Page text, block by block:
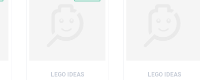
LEGO IDEAS LEGO IDEAS